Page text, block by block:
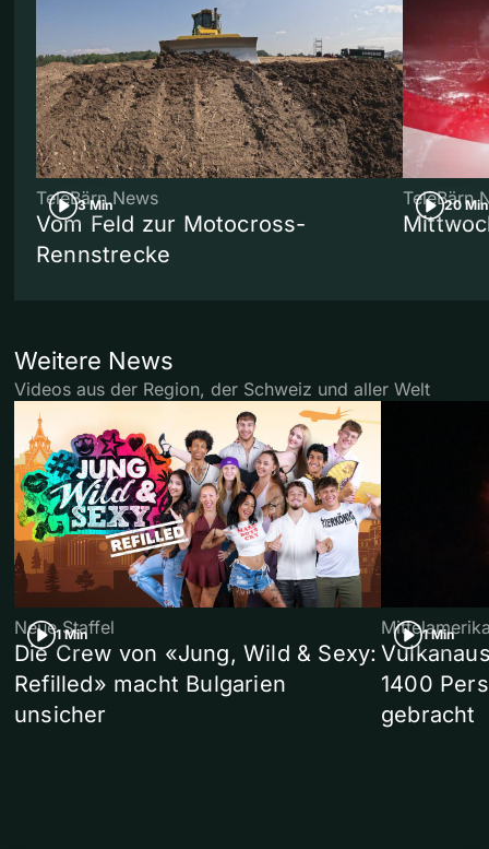
3 Min
TeleBärn News
Vom Feld zur Motocross-
Rennstrecke
20 Min
TeleBärn
Weitere News
Videos aus der Region, der Schweiz und aller Welt
1 Min
Neue Staffel
Die Crew von «Jung, Wild & Sexy:
Refilled» macht Bulgarien
unsicher
1 Min
1400
gebracht